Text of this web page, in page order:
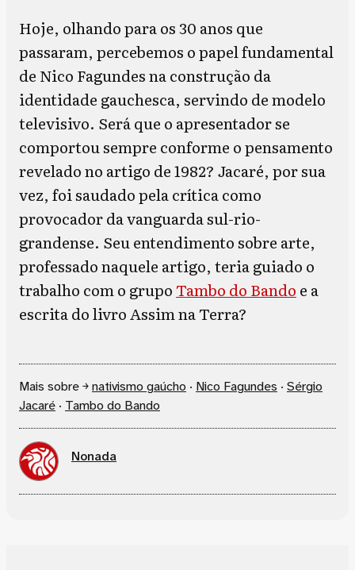
Hoje, olhando para os 30 anos que
passaram, percebemos o papel fundamental
de Nico Fagundes na construção da
identidade gauchesca, servindo de modelo
televisivo. Será que o apresentador se
comportou sempre conforme o pensamento
revelado no artigo de 1982? Jacaré, por sua
vez, foi saudado pela crítica como
provocador da vanguarda sul-rio-
grandense. Seu entendimento sobre arte,
professado naquele artigo, teria guiado o
trabalho com o grupoTambo do Bando e a
escrita do livro Assim na Terra?
Mais sobre ￫nativismo gaúcho · Nico Fagundes · Sérgio
Jacaré · Tambo do Bando
Nonada